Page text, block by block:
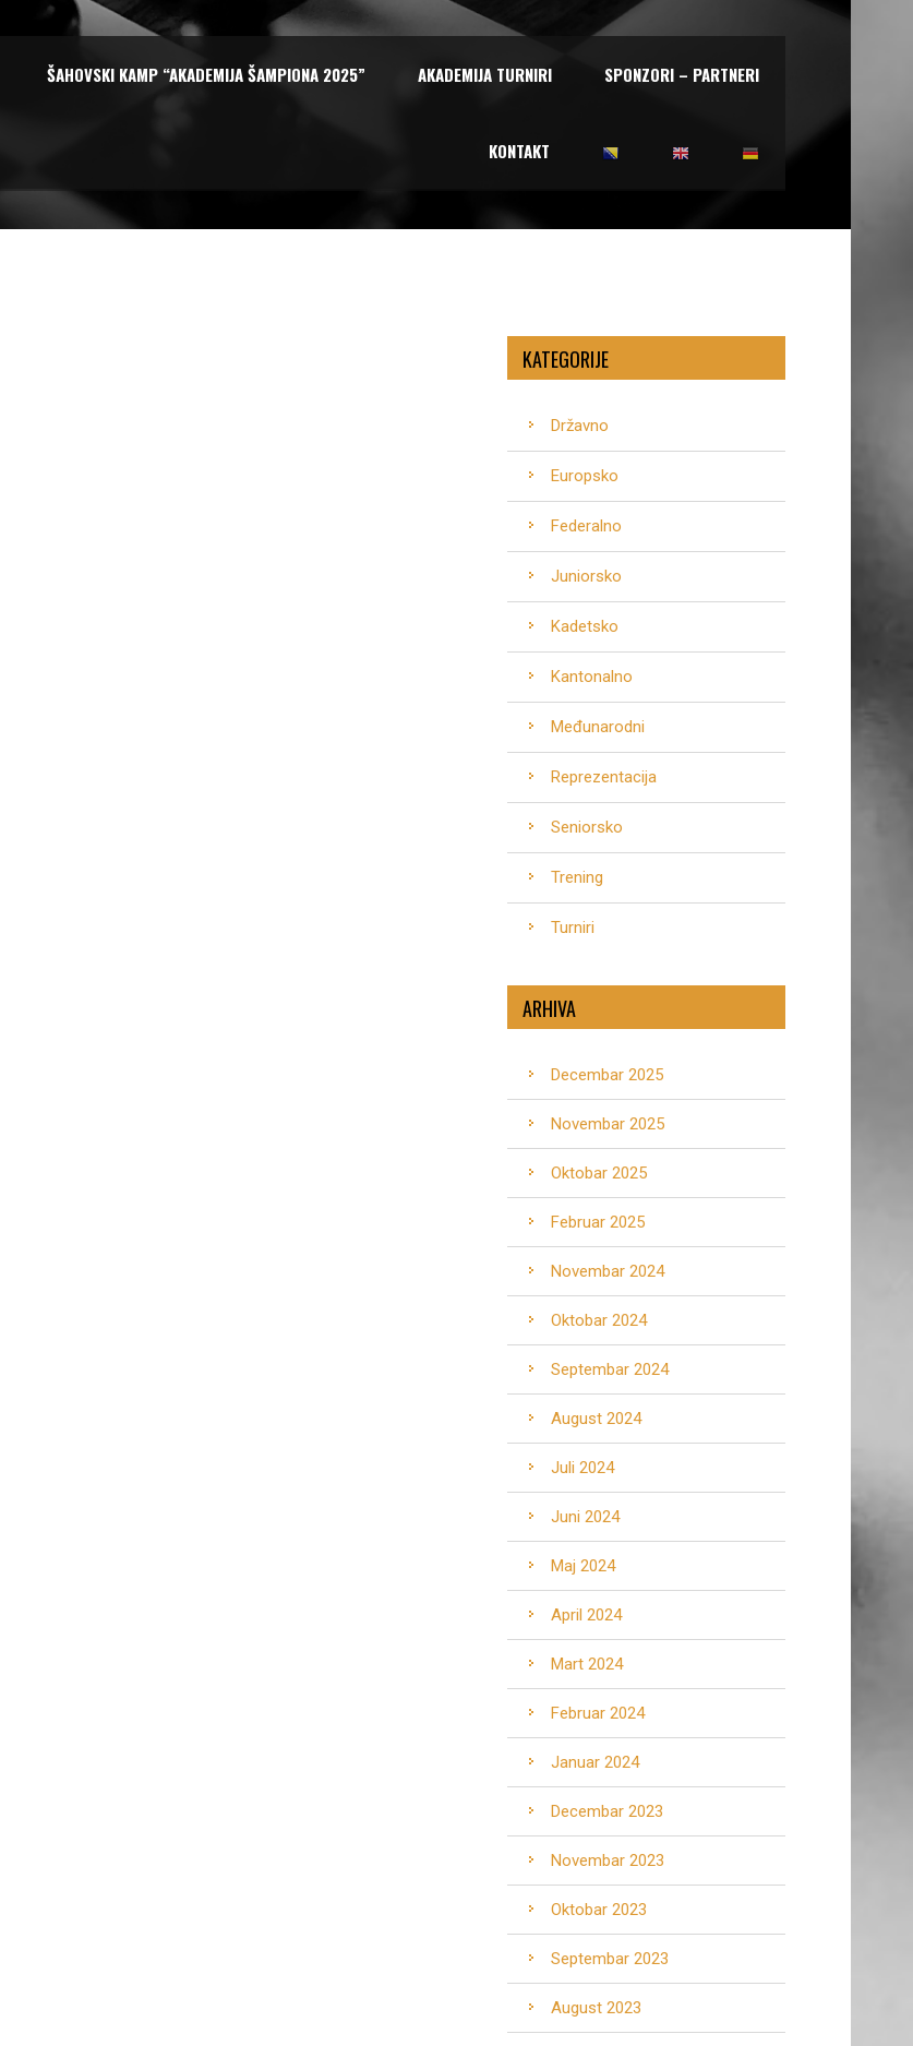
ŠAHOVSKI KAMP “AKADEMIJA ŠAMPIONA 2025” AKADEMIJA TURNIRI SPONZORI – PARTNERI
KONTAKT
KATEGORIJE
Državno
Europsko
Federalno
Juniorsko
Kadetsko
Kantonalno
Međunarodni
Reprezentacija
Seniorsko
Trening
Turniri
ARHIVA
Decembar 2025
Novembar 2025
Oktobar 2025
Februar 2025
Novembar 2024
Oktobar 2024
Septembar 2024
August 2024
Juli 2024
Juni 2024
Maj 2024
April 2024
Mart 2024
Februar 2024
Januar 2024
Decembar 2023
Novembar 2023
Oktobar 2023
Septembar 2023
August 2023